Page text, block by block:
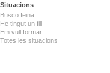
Situacions
Busco feina
He tingut un fill
Em vull formar
Totes les situacions